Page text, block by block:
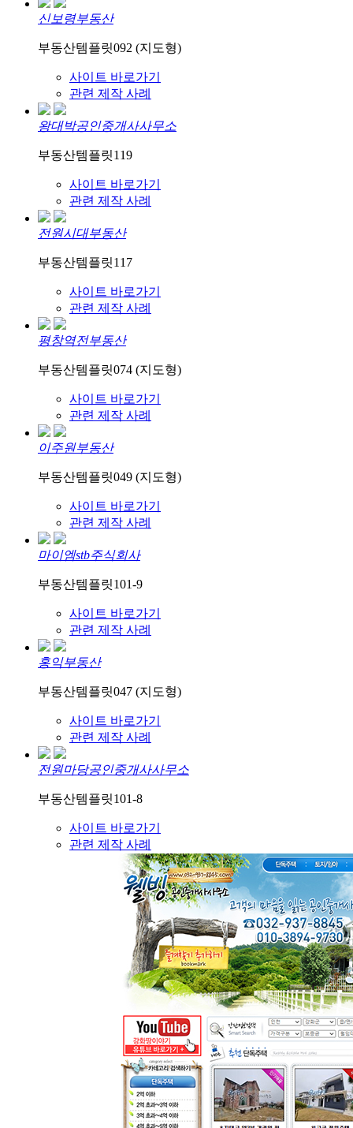
신보령부동산
부동산템플릿092 (지도형)
사이트 바로가기
관련 제작 사례
왕대박공인중개사사무소
부동산템플릿119
사이트 바로가기
관련 제작 사례
전원시대부동산
부동산템플릿117
사이트 바로가기
관련 제작 사례
평창역전부동산
부동산템플릿074 (지도형)
사이트 바로가기
관련 제작 사례
이주원부동산
부동산템플릿049 (지도형)
사이트 바로가기
관련 제작 사례
마이엠stb주식회사
부동산템플릿101-9
사이트 바로가기
관련 제작 사례
홍익부동산
부동산템플릿047 (지도형)
사이트 바로가기
관련 제작 사례
전원마당공인중개사사무소
부동산템플릿101-8
사이트 바로가기
관련 제작 사례